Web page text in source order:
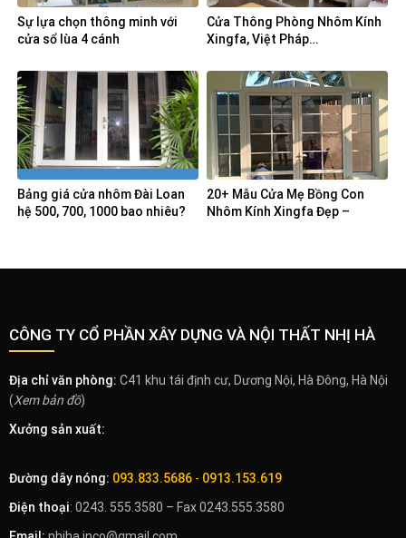
Sự lựa chọn thông minh với
cửa sổ lùa 4 cánh
Cửa Thông Phòng Nhôm Kính
Xingfa, Việt Pháp…
Bảng giá cửa nhôm Đài Loan
hệ 500, 700, 1000 bao nhiêu?
20+ Mẫu Cửa Mẹ Bồng Con
Nhôm Kính Xingfa Đẹp –
CÔNG TY CỔ PHẦN XÂY DỰNG VÀ NỘI THẤT NHỊ HÀ
Địa chỉ văn phòng: C41 khu tái định cư, Dương Nội, Hà Đông, Hà Nội
(Xem bản đồ)
Xưởng sản xuất:
Đường dây nóng: 093.833.5686- 0913.153.619
Điện thoại: 0243. 555.3580 – Fax 0243.555.3580